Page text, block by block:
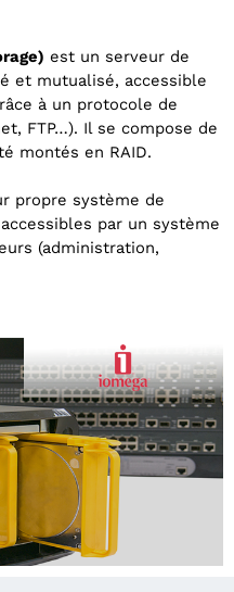
est un serveur de
et mutualisé, accessible
à un protocole de
FTP…). Il se compose de
montés en RAID.
propre système de
par un système
(administration,